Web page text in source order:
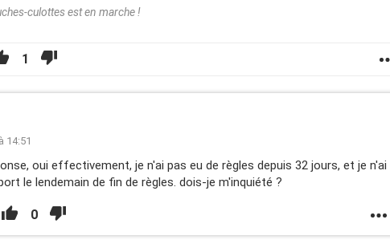
culottes est en marche !
1
14:51
oui effectivement, je n'ai pas eu de règles depuis 32 jours, et je n'ai
le lendemain de fin de règles. dois-je m'inquiété ?
0